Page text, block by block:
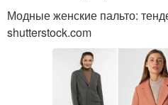
Модные женские пальто:
shutterstock.com